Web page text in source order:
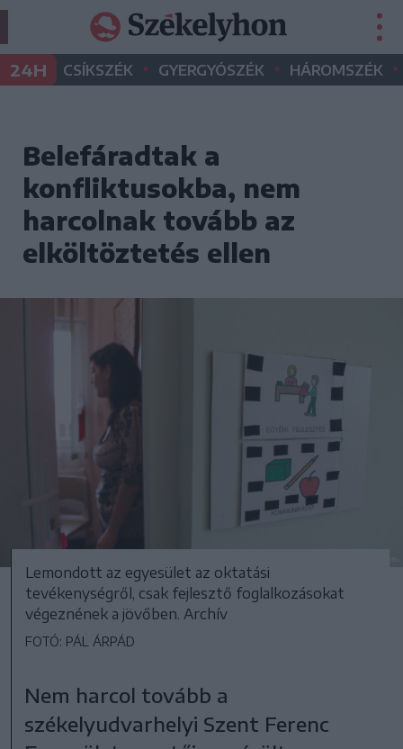
24H CSÍKSZÉK • GYERGYÓSZÉK • HÁROMSZÉK •
Belefáradtak a
konfliktusokba, nem
harcolnak tovább az
elköltöztetés ellen
Lemondott az egyesület az oktatási
tevékenységről, csak fejlesztő foglalkozásokat
végeznének a jövőben. Archív
FOTÓ: PÁL ÁRPÁD
Nem harcol tovább a
székelyudvarhelyi Szent Ferenc